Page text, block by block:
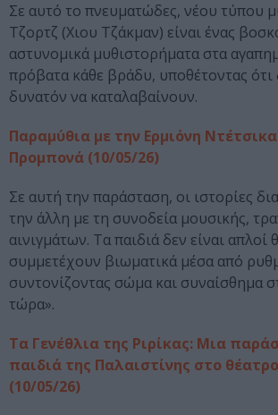
Σε αυτό το πνευματώδες, νέου τύπου
Τζορτζ (Χιου Τζάκμαν) είναι ένας
αστυνομικά μυθιστορήματα στα
πρόβατα κάθε βράδυ, υποθέτοντας ότι
δυνατόν να καταλαβαίνουν.
Παραμύθια με την Ερμιόνη
Προμπονά (10/05/26)
Σε αυτή την παράσταση, οι ιστορίες
την άλλη με τη συνοδεία μουσικής,
αινιγμάτων. Τα παιδιά δεν είναι απλοί
συμμετέχουν βιωματικά μέσα από
συντονίζοντας σώμα και συναίσθημα
τώρα».
Τα Γενέθλια της Ριρίκας: Μια
παιδιά της Παλαιστίνης στο
(10/05/26)